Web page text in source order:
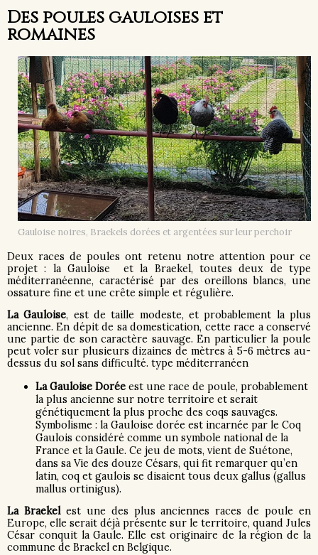
Des poules gauloises et
romaines
Gauloise noires, Braekels dorées et argentées sur leur perchoir
Deux races de poules ont retenu notre attention pour ce
projet : la Gauloise et la Braekel, toutes deux de type
méditerranéenne, caractérisé par des oreillons blancs, une
ossature fine et une crête simple et régulière.
LaGauloise, est de taille modeste, et probablement la plus
ancienne. En dépit de sa domestication, cette race a conservé
une partie de son caractère sauvage. En particulier la poule
peut voler sur plusieurs dizaines de mètres à 5-6 mètres au-
dessus du sol sans difficulté. type méditerranéen
La Gauloise Dorée est une race de poule, probablement
la plus ancienne sur notre territoire et serait
génétiquement la plus proche des coqs sauvages.
Symbolisme : la Gauloise dorée est incarnée par le Coq
Gaulois considéré comme un symbole national de la
France et la Gaule. Ce jeu de mots, vient de Suétone,
dans sa Vie des douze Césars, qui fit remarquer qu’en
latin, coq et gaulois se disaient tous deux gallus (gallus
mallus ortinigus).
La Braekelest une des plus anciennes races de poule en
Europe, elle serait déjà présente sur le territoire, quand Jules
César conquit la Gaule. Elle est originaire de la région de la
commune de Braekel en Belgique.